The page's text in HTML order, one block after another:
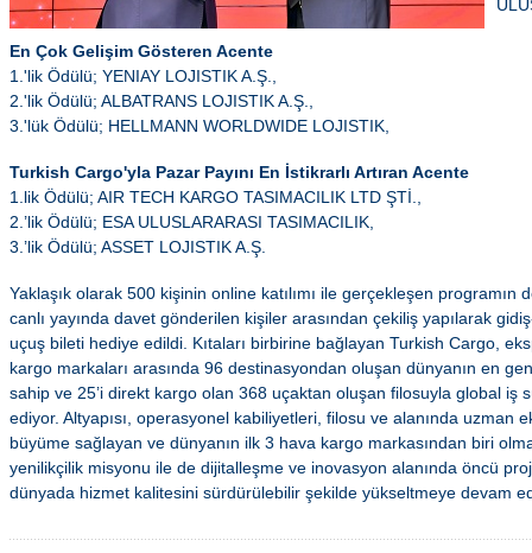
En Çok Gelişim Gösteren Acente
1.'lik Ödülü; YENIAY LOJISTIK A.Ş.,
2.'lik Ödülü; ALBATRANS LOJISTIK A.Ş.,
3.'lük Ödülü; HELLMANN WORLDWIDE LOJISTIK,
Turkish Cargo'yla Pazar Payını En İstikrarlı Artıran Acente
1.lik Ödülü; AIR TECH KARGO TASIMACILIK LTD ŞTİ.,
2.’lik Ödülü; ESA ULUSLARARASI TASIMACILIK,
3.’lik Ödülü; ASSET LOJISTIK A.Ş.
Yaklaşık olarak 500 kişinin online katılımı ile gerçekleşen programın
canlı yayında davet gönderilen kişiler arasından çekiliş yapılarak
uçuş bileti hediye edildi. Kıtaları birbirine bağlayan Turkish Cargo,
kargo markaları arasında 96 destinasyondan oluşan dünyanın en
sahip ve 25’i direkt kargo olan 368 uçaktan oluşan filosuyla global iş
ediyor. Altyapısı, operasyonel kabiliyetleri, filosu ve alanında uzman
büyüme sağlayan ve dünyanın ilk 3 hava kargo markasından biri
yenilikçilik misyonu ile de dijitalleşme ve inovasyon alanında öncü
dünyada hizmet kalitesini sürdürülebilir şekilde yükseltmeye devam